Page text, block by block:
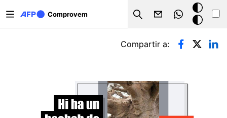
Comprovem
Search
Mode
fosc
Pestanyes primàries
Compartir a: